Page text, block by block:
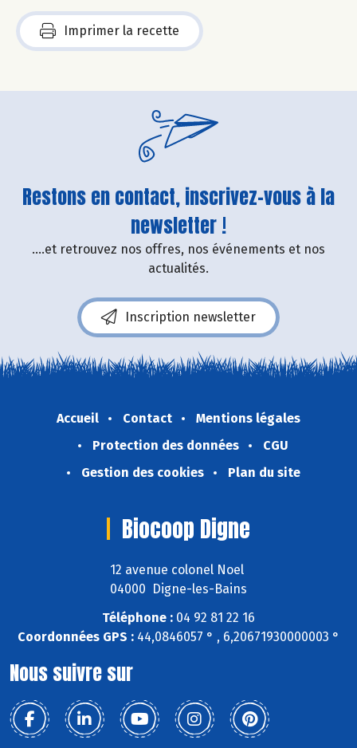
Imprimer la recette
Restons en contact, inscrivez-vous à la
newsletter !
....et retrouvez nos offres, nos événements et nos
actualités.
Inscription newsletter
Accueil Contact
Mentions légales
Protection des données
CGU
Gestion des cookies
Plan du site
Biocoop Digne
12 avenue colonel Noel
04000 Digne-les-Bains
Téléphone : 04 92 81 22 16
Coordonnées GPS : 44,0846057 ° , 6,20671930000003 °
Nous suivre sur